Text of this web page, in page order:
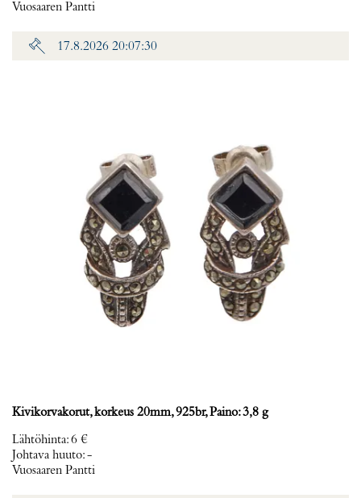
Vuosaaren Pantti
17.8.2026 20:07:30
Kivikorvakorut, korkeus 20mm, 925br, Paino: 3,8 g
Lähtöhinta:6 €
Johtava huuto:-
Vuosaaren Pantti